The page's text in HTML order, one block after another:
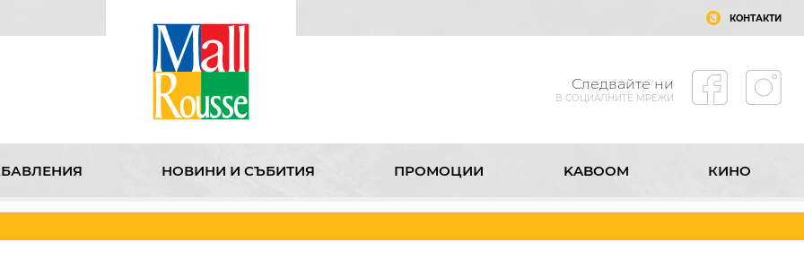
КОНТАКТИ
Следвайте ни
В СОЦИАЛНИТЕ МРЕЖИ
НОВИНИ И СЪБИТИЯ ПРОМОЦИИ KABOOM КИНО
И СЪБИТИЯ ПРОМОЦИИ KABOOM ЗА МОЛ РУСЕ КОНТАКТИ